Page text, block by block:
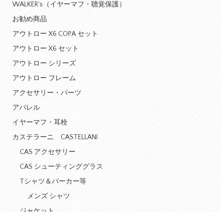
WALKER's（イヤーマフ・聴覚保護）
お勧め商品
アウトロー X6 COPA セット
アウトロー X6 セット
アウトロー シリーズ
アウトロー フレーム
アクセサリー・パーツ
アパレル
イヤーマフ・耳栓
カステラーニ CASTELLANI
CAS アクセサリー
CAS シューティンググラス
Tシャツ＆パーカー等
メンズ シャツ